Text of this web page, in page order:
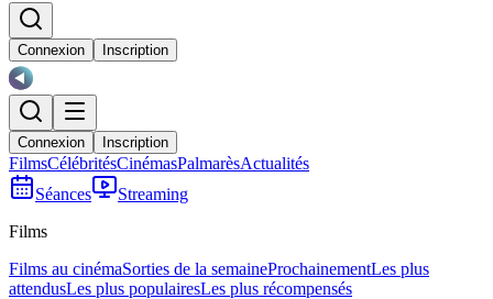
Connexion Inscription
Connexion Inscription
FilmsCélébritésCinémasPalmarèsActualités
Séances
Streaming
Films
Films au cinémaSorties de la semaineProchainementLes plus
attendusLes plus populairesLes plus récompensés